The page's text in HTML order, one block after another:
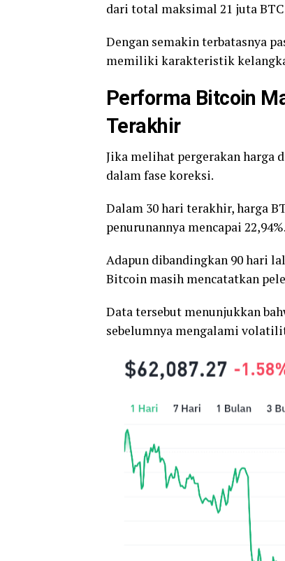
dari total maksimal 21 juta
Dengan semakin terbatasnya
memiliki karakteristik
Performa Bitcoin
Terakhir
Jika melihat pergerakan harga
dalam fase koreksi.
Dalam 30 hari terakhir, harga
penurunannya mencapai 22,94%.
Adapun dibandingkan 90 hari
Bitcoin masih mencatatkan
Data tersebut menunjukkan
sebelumnya mengalami